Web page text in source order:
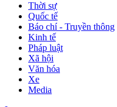
Thời sự
Quốc tế
Báo chí - Truyền thông
Kinh tế
Pháp luật
Xã hội
Văn hóa
Xe
Media